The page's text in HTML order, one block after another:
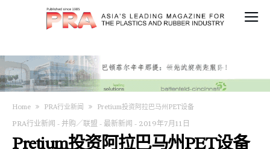
Home PRA行业新闻 Pretium投资阿拉巴马州PET设备
PRA行业新闻 - 并购／联盟 - 最新新闻 - 2019年7月11日
Pretium投资阿拉巴马州PET设备